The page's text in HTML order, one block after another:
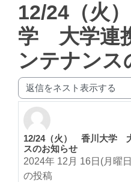
12/24（火
学 大学連
ンテナンス
表示モード
12/24（火） 香川大学
スのお知らせ
2024年 12月 16日(月曜
の投稿
返信数: 0